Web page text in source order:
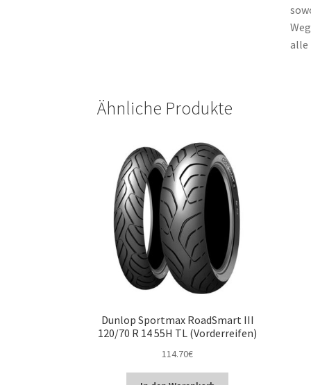
alle
Ähnliche Produkte
Dunlop Sportmax RoadSmart III
120/70 R 14 55H TL (Vorderreifen)
114.70€